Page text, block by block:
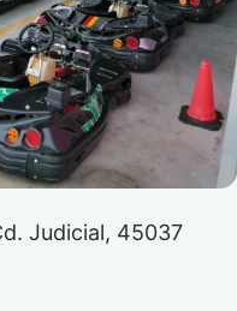
Judicial, 45037